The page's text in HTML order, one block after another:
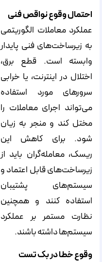
احتمال وقوع نواقص فنی
عملکرد معاملات الگوریتمی
به زیرساخت‌های فنی پایدار
وابسته است. قطع برق،
اختلال در اینترنت، یا خرابی
سرورهای مورد استفاده
می‌تواند اجرای معاملات را
مختل کند و منجر به زیان
شود. برای کاهش این
ریسک، معامله‌گران باید از
زیرساخت‌های قابل اعتماد و
سیستم‌های پشتیبان
استفاده کنند و همچنین
نظارت مستمر بر عملکرد
سیستم‌ها داشته باشند.
وقوع خطا در بک تست